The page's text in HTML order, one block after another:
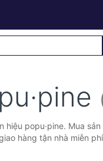
hiệu popu·pine. Mua
hàng tận nhà miễn